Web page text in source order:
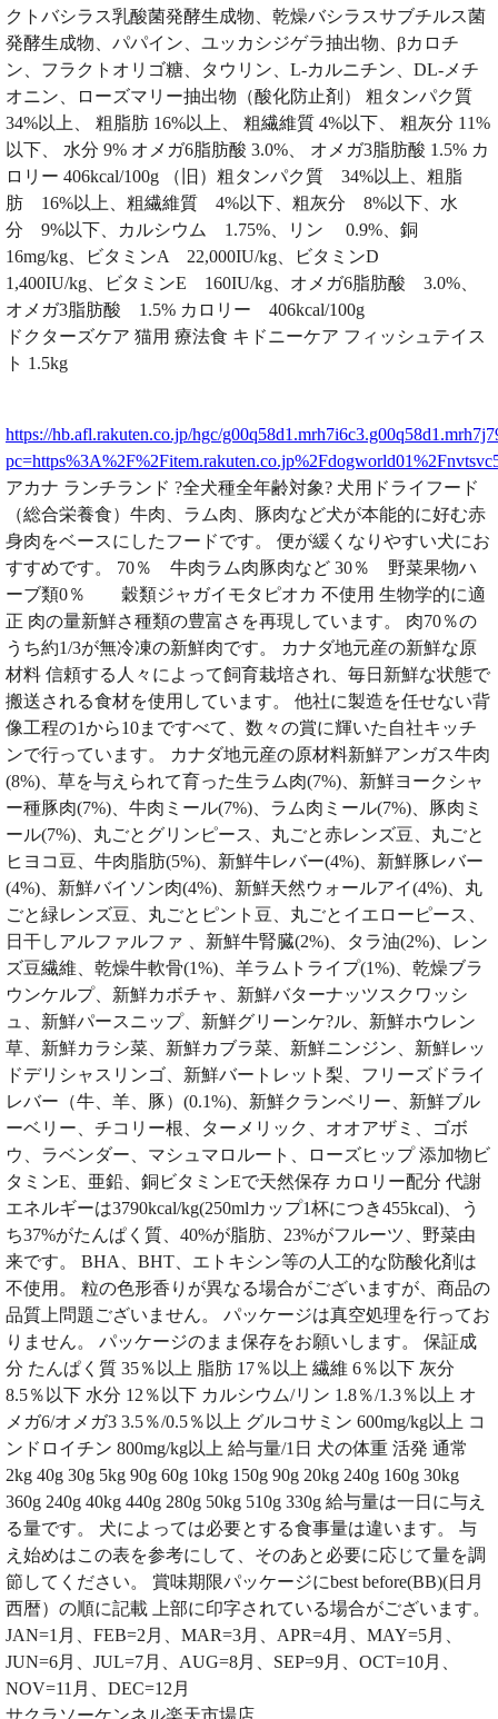
クトバシラス乳酸菌発酵生成物、乾燥バシラスサブチルス菌
発酵生成物、パパイン、ユッカシジゲラ抽出物、βカロチ
ン、フラクトオリゴ糖、タウリン、L-カルニチン、DL-メチ
オニン、ローズマリー抽出物（酸化防止剤） 粗タンパク質
34%以上、 粗脂肪 16%以上、 粗繊維質 4%以下、 粗灰分 11%
以下、 水分 9% オメガ6脂肪酸 3.0%、 オメガ3脂肪酸 1.5% カ
ロリー 406kcal/100g （旧）粗タンパク質 34%以上、粗脂
肪 16%以上、粗繊維質 4%以下、粗灰分 8%以下、水
分 9%以下、カルシウム 1.75%、リン 0.9%、銅
16mg/kg、ビタミンA 22,000IU/kg、ビタミンD
1,400IU/kg、ビタミンE 160IU/kg、オメガ6脂肪酸 3.0%、
オメガ3脂肪酸 1.5% カロリー 406kcal/100g
ドクターズケア 猫用 療法食 キドニーケア フィッシュテイス
ト 1.5kg
https://hb.afl.rakuten.co.jp/hgc/
アカナ ランチランド ?全犬種全年齢対象? 犬用ドライフード
（総合栄養食）牛肉、ラム肉、豚肉など犬が本能的に好む赤
身肉をベースにしたフードです。 便が緩くなりやすい犬にお
すすめです。 70％ 牛肉ラム肉豚肉など 30％ 野菜果物ハ
ーブ類0％ 穀類ジャガイモタピオカ 不使用 生物学的に適
正 肉の量新鮮さ種類の豊富さを再現しています。 肉70％の
うち約1/3が無冷凍の新鮮肉です。 カナダ地元産の新鮮な原
材料 信頼する人々によって飼育栽培され、毎日新鮮な状態で
搬送される食材を使用しています。 他社に製造を任せない背
像工程の1から10まですべて、数々の賞に輝いた自社キッチ
ンで行っています。 カナダ地元産の原材料新鮮アンガス牛肉
(8%)、草を与えられて育った生ラム肉(7%)、新鮮ヨークシャ
ー種豚肉(7%)、牛肉ミール(7%)、ラム肉ミール(7%)、豚肉ミ
ール(7%)、丸ごとグリンピース、丸ごと赤レンズ豆、丸ごと
ヒヨコ豆、牛肉脂肪(5%)、新鮮牛レバー(4%)、新鮮豚レバー
(4%)、新鮮バイソン肉(4%)、新鮮天然ウォールアイ(4%)、丸
ごと緑レンズ豆、丸ごとピント豆、丸ごとイエローピース、
日干しアルファルファ 、新鮮牛腎臓(2%)、タラ油(2%)、レン
ズ豆繊維、乾燥牛軟骨(1%)、羊ラムトライプ(1%)、乾燥ブラ
ウンケルプ、新鮮カボチャ、新鮮バターナッツスクワッシ
ュ、新鮮パースニップ、新鮮グリーンケ?ル、新鮮ホウレン
草、新鮮カラシ菜、新鮮カブラ菜、新鮮ニンジン、新鮮レッ
ドデリシャスリンゴ、新鮮バートレット梨、フリーズドライ
レバー（牛、羊、豚）(0.1%)、新鮮クランベリー、新鮮ブル
ーベリー、チコリー根、ターメリック、オオアザミ、ゴボ
ウ、ラベンダー、マシュマロルート、ローズヒップ 添加物ビ
タミンE、亜鉛、銅ビタミンEで天然保存 カロリー配分 代謝
エネルギーは3790kcal/kg(250mlカップ1杯につき455kcal)、う
ち37%がたんぱく質、40%が脂肪、23%がフルーツ、野菜由
来です。 BHA、BHT、エトキシン等の人工的な防酸化剤は
不使用。 粒の色形香りが異なる場合がございますが、商品の
品質上問題ございません。 パッケージは真空処理を行ってお
りません。 パッケージのまま保存をお願いします。 保証成
分 たんぱく質 35％以上 脂肪 17％以上 繊維 6％以下 灰分
8.5％以下 水分 12％以下 カルシウム/リン 1.8％/1.3％以上 オ
メガ6/オメガ3 3.5％/0.5％以上 グルコサミン 600mg/kg以上 コ
ンドロイチン 800mg/kg以上 給与量/1日 犬の体重 活発 通常
2kg 40g 30g 5kg 90g 60g 10kg 150g 90g 20kg 240g 160g 30kg
360g 240g 40kg 440g 280g 50kg 510g 330g 給与量は一日に与え
る量です。 犬によっては必要とする食事量は違います。 与
え始めはこの表を参考にして、そのあと必要に応じて量を調
節してください。 賞味期限パッケージにbest before(BB)(日月
西暦）の順に記載 上部に印字されている場合がございます。
JAN=1月、FEB=2月、MAR=3月、APR=4月、MAY=5月、
JUN=6月、JUL=7月、AUG=8月、SEP=9月、OCT=10月、
NOV=11月、DEC=12月
サクラソーケンネル楽天市場店